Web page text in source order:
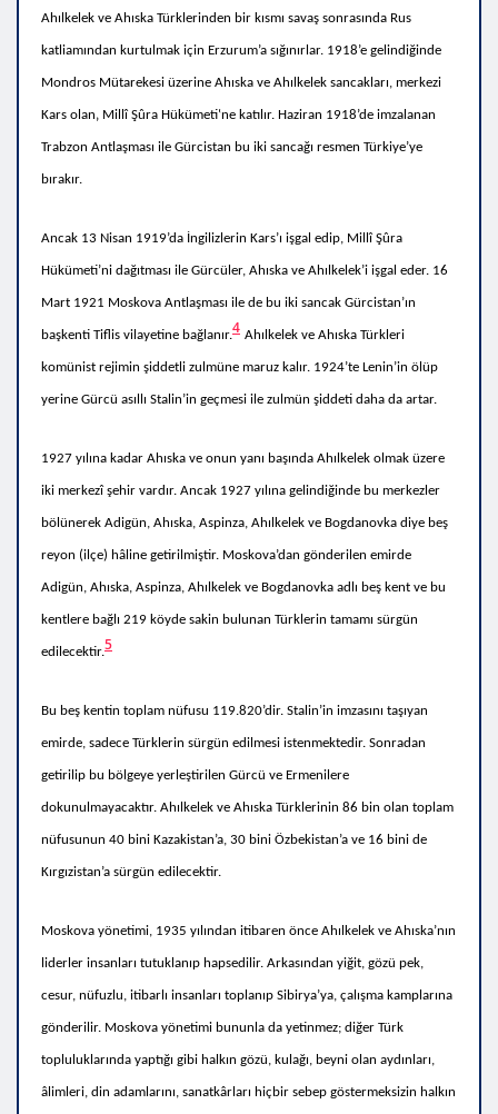
Ahılkelek ve Ahıska Türklerinden bir kısmı savaş sonrasında Rus
katliamından kurtulmak için Erzurum’a sığınırlar. 1918’e gelindiğinde
Mondros Mütarekesi üzerine Ahıska ve Ahılkelek sancakları, merkezi
Kars olan‚ Millî Şûra Hükümeti‛ne katılır. Haziran 1918’de imzalanan
Trabzon Antlaşması ile Gürcistan bu iki sancağı resmen Türkiye’ye
bırakır.
Ancak 13 Nisan 1919’da İngilizlerin Kars’ı işgal edip, Millî Şûra
Hükümeti’ni dağıtması ile Gürcüler, Ahıska ve Ahılkelek’i işgal eder. 16
Mart 1921 Moskova Antlaşması ile de bu iki sancak Gürcistan’ın
başkenti Tiflis vilayetine bağlanır.4 Ahılkelek ve Ahıska Türkleri
komünist rejimin şiddetli zulmüne maruz kalır. 1924’te Lenin’in ölüp
yerine Gürcü asıllı Stalin’in geçmesi ile zulmün şiddeti daha da artar.
1927 yılına kadar Ahıska ve onun yanı başında Ahılkelek olmak üzere
iki merkezî şehir vardır. Ancak 1927 yılına gelindiğinde bu merkezler
bölünerek Adigün, Ahıska, Aspinza, Ahılkelek ve Bogdanovka diye beş
reyon (ilçe) hâline getirilmiştir. Moskova’dan gönderilen emirde
Adigün, Ahıska, Aspinza, Ahılkelek ve Bogdanovka adlı beş kent ve bu
kentlere bağlı 219 köyde sakin bulunan Türklerin tamamı sürgün
edilecektir.5
Bu beş kentin toplam nüfusu 119.820’dir. Stalin’in imzasını taşıyan
emirde, sadece Türklerin sürgün edilmesi istenmektedir. Sonradan
getirilip bu bölgeye yerleştirilen Gürcü ve Ermenilere
dokunulmayacaktır. Ahılkelek ve Ahıska Türklerinin 86 bin olan toplam
nüfusunun 40 bini Kazakistan’a, 30 bini Özbekistan’a ve 16 bini de
Kırgızistan’a sürgün edilecektir.
Moskova yönetimi, 1935 yılından itibaren önce Ahılkelek ve Ahıska’nın
liderler insanları tutuklanıp hapsedilir. Arkasından yiğit, gözü pek,
cesur, nüfuzlu, itibarlı insanları toplanıp Sibirya’ya, çalışma kamplarına
gönderilir. Moskova yönetimi bununla da yetinmez; diğer Türk
topluluklarında yaptığı gibi halkın gözü, kulağı, beyni olan aydınları,
âlimleri, din adamlarını, sanatkârları hiçbir sebep göstermeksizin halkın